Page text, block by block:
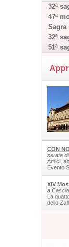
32ª
47ª
Sagra
32ª
51ª
CON
serata di
Amici,
Evento
XIV
a
La
dello